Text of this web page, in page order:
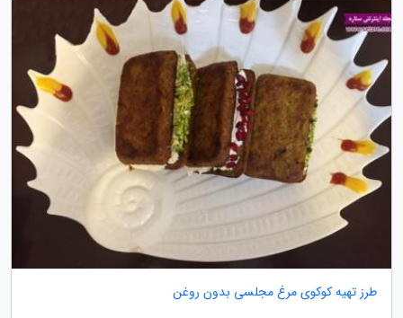
طرز تهیه کوکوی مرغ مجلسی بدون روغن